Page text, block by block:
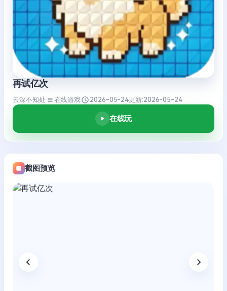
再试亿次
云深不知处 在线游戏 2026-05-24更新:2026-05-24
在线玩
截图预览